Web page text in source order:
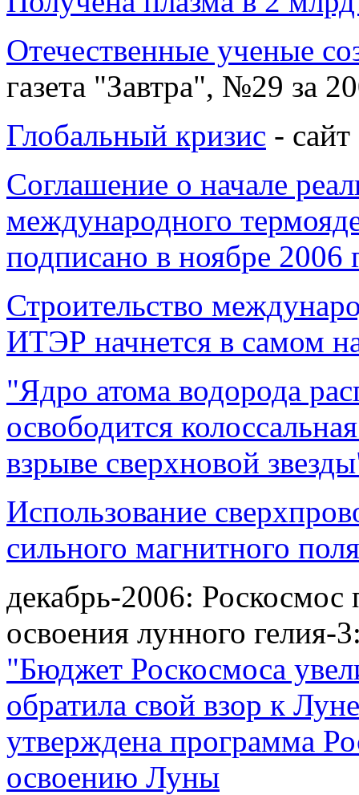
Отечественные ученые
газета "Завтра", №29 за
Глобальный кризис -
Соглашение о начале
международного
подписано в ноябре 2006
Строительство
ИТЭР начнется в самом
"Ядро атома водорода
освободится
взрыве сверхновой
Использование
сильного магнитного поля
декабрь-2006:
освоения лунного гелия-
"Бюджет Роскосмоса
обратила свой взор к
утверждена программа
освоению Луны